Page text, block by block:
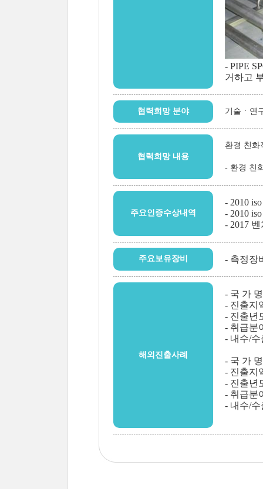
- PIPE
거하고
협력희망 분야 기술ㆍ연
협력희망 내용
환경 친화
- 환경 친
주요인증수상내역
- 2010
- 2010
- 2017
주요보유장비 - 측정장
해외진출사례
- 국 가
- 진출지
- 진출년
- 취급분
- 내수/
- 국 가
- 진출지
- 진출년
- 취급분
- 내수/